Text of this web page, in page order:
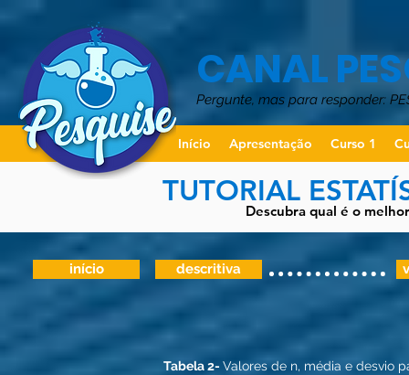
CANAL
Pergunte, mas para responder:
Início Apresentação Curso 1
TUTORIAL
Descubra qual é o
início descritiva
Tabela 2- Valores de n, média e desvio